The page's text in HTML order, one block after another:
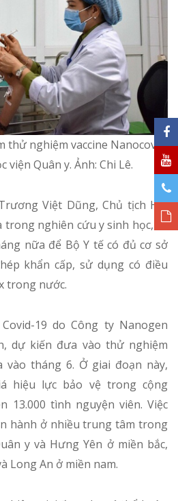
thử nghiệm vaccine Nanocovax
viện Quân y. Ảnh: Chi Lê.
Việt Dũng, Chủ tịch Hội
nghiên cứu y sinh học, có
nữa để Bộ Y tế có đủ cơ sở
khẩn cấp, sử dụng có điều
trong nước.
19 do Công ty Nanogen
dự kiến đưa vào thử nghiệm
vào tháng 6. Ở giai đoạn này,
hiệu lực bảo vệ trong cộng
13.000 tình nguyện viên. Việc
hành ở nhiều trung tâm trong
y và Hưng Yên ở miền bắc,
Long An ở miền nam.